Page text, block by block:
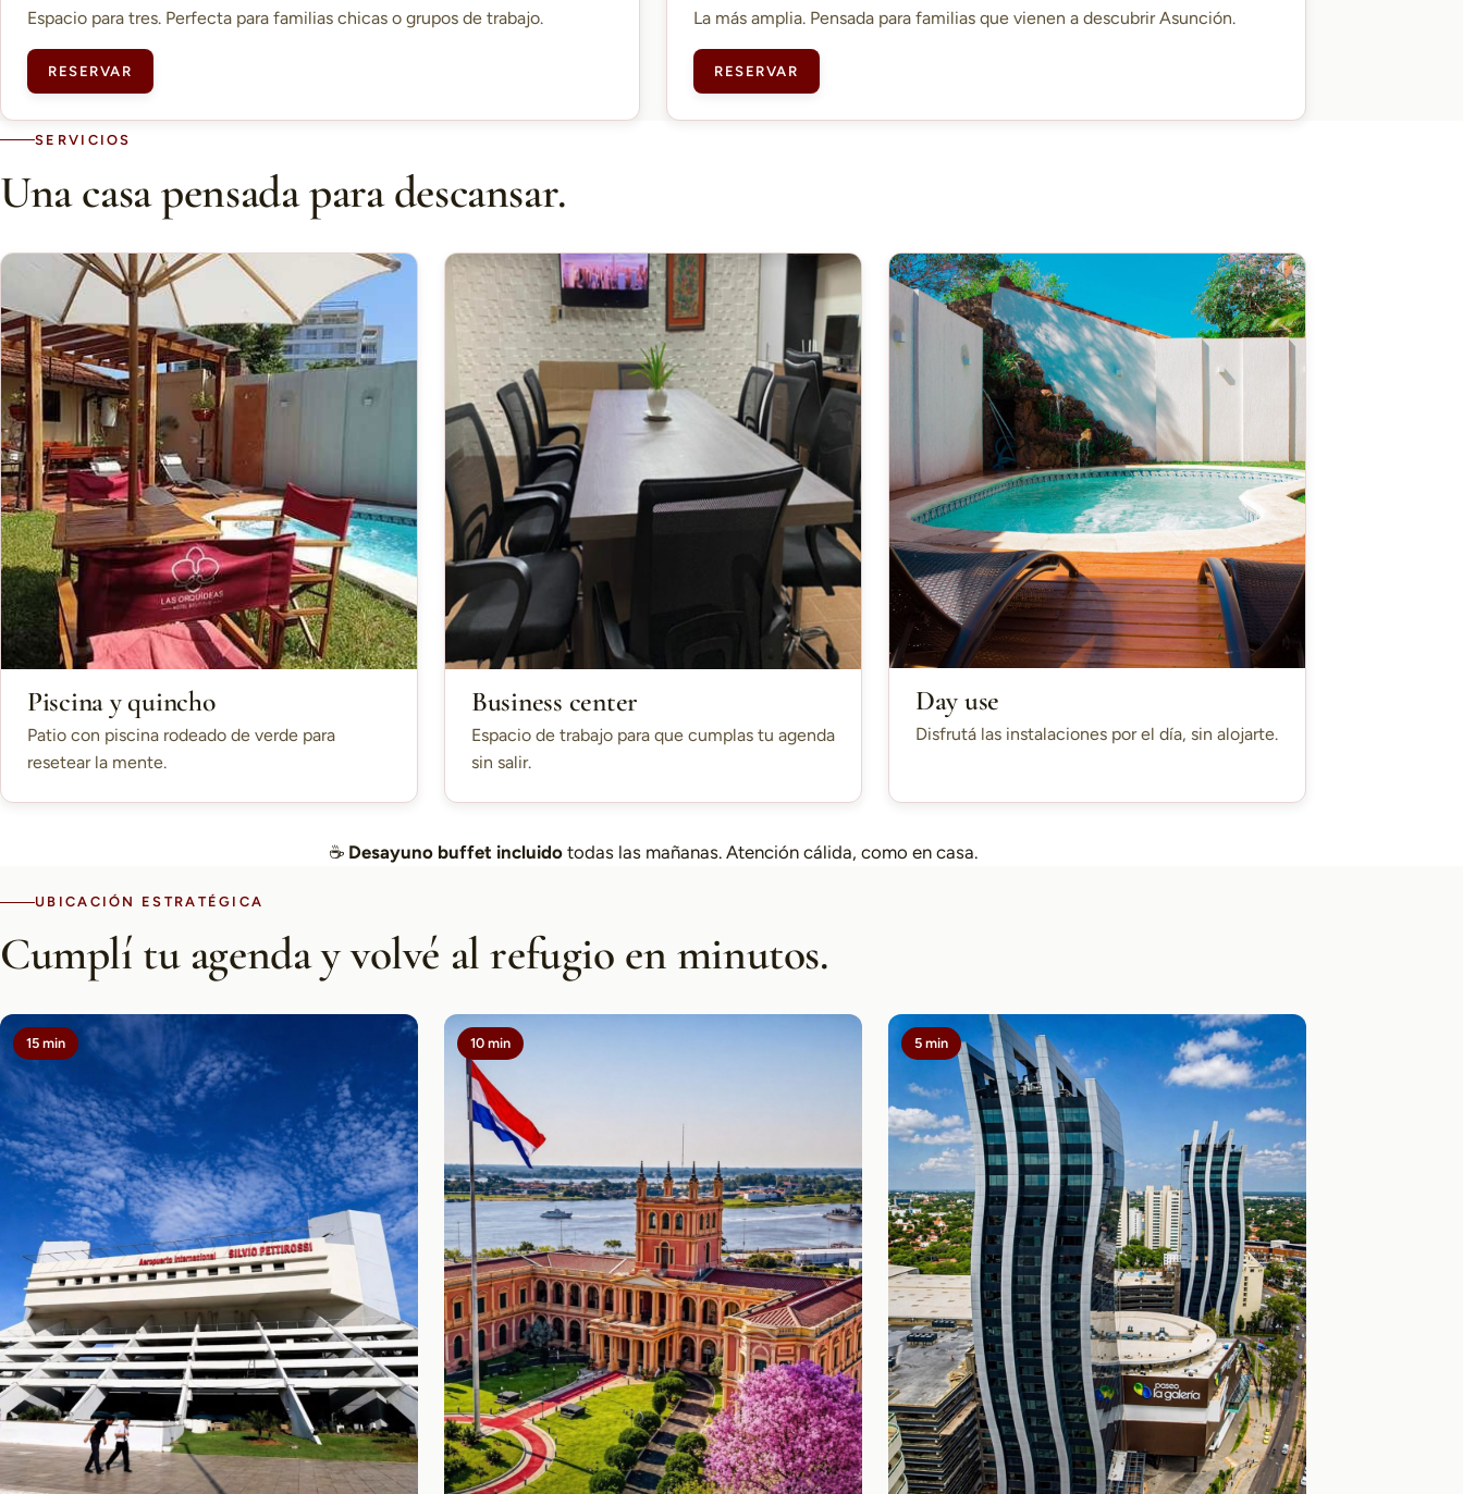
Espacio para tres. Perfecta para familias chicas o grupos de trabajo.
RESERVAR
La más amplia. Pensada para familias que vienen a descubrir Asunción.
RESERVAR
SERVICIOS
Una casa pensada para descansar.
Piscina y quincho
Patio con piscina rodeado de verde para
resetear la mente.
Business center
Espacio de trabajo para que cumplas tu agenda
sin salir.
Day use
Disfrutá las instalaciones por el día, sin alojarte.
☕ Desayuno buffet incluido todas las mañanas. Atención cálida, como en casa.
UBICACIÓN ESTRATÉGICA
Cumplí tu agenda y volvé al refugio en minutos.
15 min 10 min 5 min